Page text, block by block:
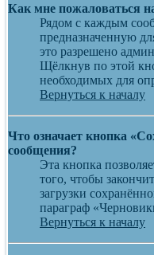
Как мне пожаловаться
Рядом с каждым
предназначенную
это разрешено
Щёлкнув по этой
необходимых для
Вернуться к началу
Что означает кнопка
сообщения?
Эта кнопка
того, чтобы
загрузки
параграф
Вернуться к началу